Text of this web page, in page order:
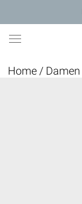
Home / Damen